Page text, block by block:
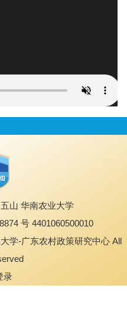
山 华南农业大学
号 4401060500010
学-广东农村政策研究中心 All
录